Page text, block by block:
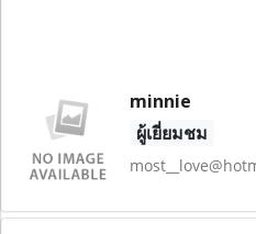
minnie
ผู้เยี่ยมชม